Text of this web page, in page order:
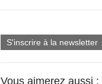
S'inscrire à la newsletter
Vous aimerez aussi :